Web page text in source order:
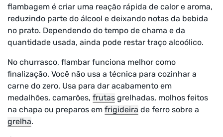
flambagem é criar uma reação rápida de calor e aroma,
reduzindo parte do álcool e deixando notas da bebida
no prato. Dependendo do tempo de chama e da
quantidade usada, ainda pode restar traço alcoólico.
No churrasco, flambar funciona melhor como
finalização. Você não usa a técnica para cozinhar a
carne do zero. Usa para dar acabamento em
medalhões, camarões, frutas grelhadas, molhos feitos
na chapa ou preparos em frigideira de ferro sobre a
grelha.